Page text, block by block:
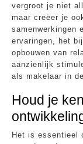
vergroot je niet
maar creëer je
samenwerkingen
ervaringen, het
opbouwen van
aanzienlijk
als makelaar in
Houd je
Het is essentieel